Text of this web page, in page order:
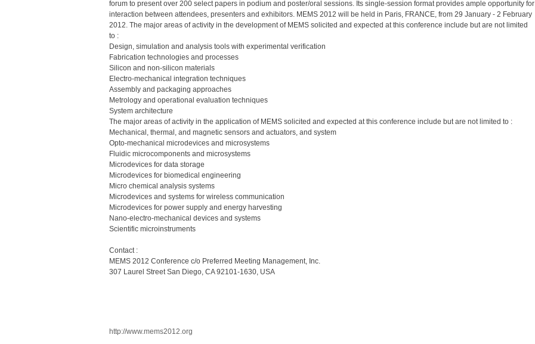
forum to present over 200 select papers in podium and poster/oral sessions. Its single-session format provides ample opportunity for
interaction between attendees, presenters and exhibitors. MEMS 2012 will be held in Paris, FRANCE, from 29 January - 2 February
2012. The major areas of activity in the development of MEMS solicited and expected at this conference include but are not limited
to :
Design, simulation and analysis tools with experimental verification
Fabrication technologies and processes
Silicon and non-silicon materials
Electro-mechanical integration techniques
Assembly and packaging approaches
Metrology and operational evaluation techniques
System architecture
The major areas of activity in the application of MEMS solicited and expected at this conference include but are not limited to :
Mechanical, thermal, and magnetic sensors and actuators, and system
Opto-mechanical microdevices and microsystems
Fluidic microcomponents and microsystems
Microdevices for data storage
Microdevices for biomedical engineering
Micro chemical analysis systems
Microdevices and systems for wireless communication
Microdevices for power supply and energy harvesting
Nano-electro-mechanical devices and systems
Scientific microinstruments
Contact :
MEMS 2012 Conference c/o Preferred Meeting Management, Inc.
307 Laurel Street San Diego, CA 92101-1630, USA
http://www.mems2012.org